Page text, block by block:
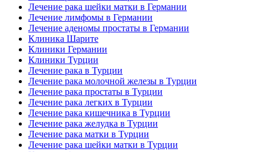
Лечение рака шейки матки в Германии
Лечение лимфомы в Германии
Лечение аденомы простаты в Германии
Клиника Шарите
Клиники Германии
Клиники Турции
Лечение рака в Турции
Лечение рака молочной железы в Турции
Лечение рака простаты в Турции
Лечение рака легких в Турции
Лечение рака кишечника в Турции
Лечение рака желудка в Турции
Лечение рака матки в Турции
Лечение рака шейки матки в Турции